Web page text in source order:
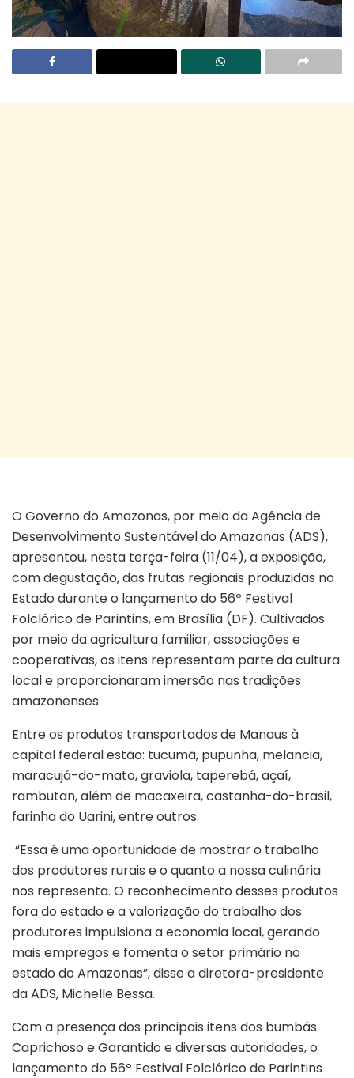
O Governo do Amazonas, por meio da Agência de
Desenvolvimento Sustentável do Amazonas (ADS),
apresentou, nesta terça-feira (11/04), a exposição,
com degustação, das frutas regionais produzidas no
Estado durante o lançamento do 56º Festival
Folclórico de Parintins, em Brasília (DF). Cultivados
por meio da agricultura familiar, associações e
cooperativas, os itens representam parte da cultura
local e proporcionaram imersão nas tradições
amazonenses.
Entre os produtos transportados de Manaus à
capital federal estão: tucumã, pupunha, melancia,
maracujá-do-mato, graviola, taperebá, açaí,
rambutan, além de macaxeira, castanha-do-brasil,
farinha do Uarini, entre outros.
“Essa é uma oportunidade de mostrar o trabalho
dos produtores rurais e o quanto a nossa culinária
nos representa. O reconhecimento desses produtos
fora do estado e a valorização do trabalho dos
produtores impulsiona a economia local, gerando
mais empregos e fomenta o setor primário no
estado do Amazonas”, disse a diretora-presidente
da ADS, Michelle Bessa.
Com a presença dos principais itens dos bumbás
Caprichoso e Garantido e diversas autoridades, o
lançamento do 56º Festival Folclórico de Parintins